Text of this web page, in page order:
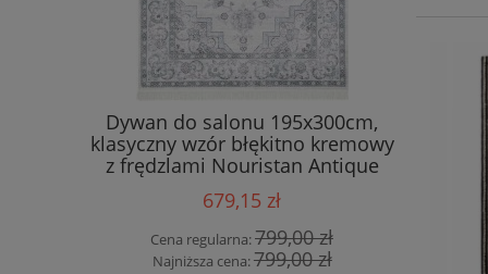
Dywan do salonu 195x300cm,
klasyczny wzór błękitno kremowy
z frędzlami Nouristan Antique
Heriz
679,15 zł
Cena regularna:799,00 zł
Najniższa cena:799,00 zł